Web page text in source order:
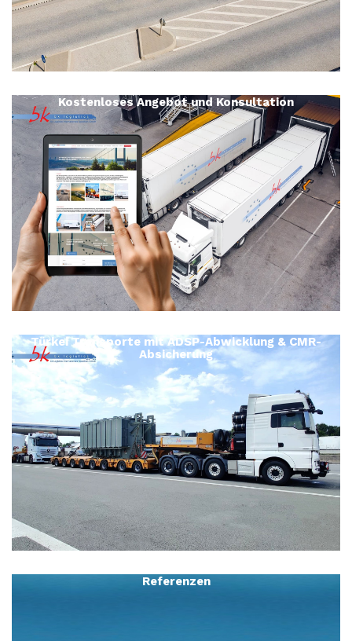
Kostenloses Angebot und Konsultation
Türkei Transporte mit ADSP-Abwicklung & CMR-
Absicherung
Referenzen